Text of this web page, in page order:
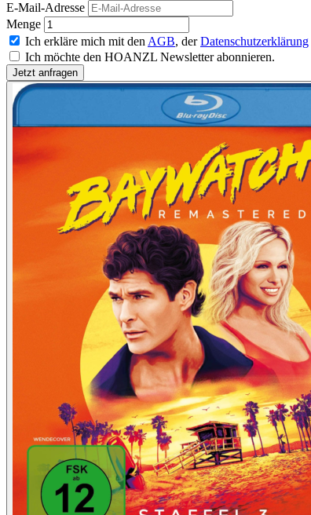
E-Mail-Adresse
Menge
Ich erkläre mich mit den AGB, derDatenschutzerklärung
Ich möchte den HOANZL Newsletter abonnieren.